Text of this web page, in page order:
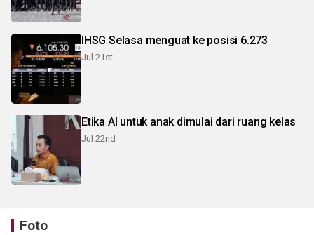
IHSG Selasa menguat ke posisi 6.273
Jul 21st
Etika AI untuk anak dimulai dari ruang kelas
Jul 22nd
Foto